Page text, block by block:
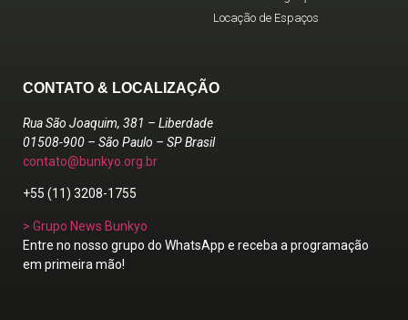
Locação de Espaços
CONTATO & LOCALIZAÇÃO
Rua São Joaquim, 381 – Liberdade
01508-900 – São Paulo – SP Brasil
contato@bunkyo.org.br
+55 (11) 3208-1755
> Grupo News Bunkyo
Entre no nosso grupo do WhatsApp e receba a programação
em primeira mão!